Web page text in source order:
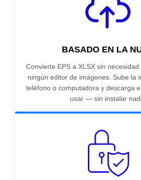
BASADO EN LA
Convierte EPS a XLSX sin
ningún editor de imágenes. Sube la
teléfono o computadora y descarga
usar — sin instalar